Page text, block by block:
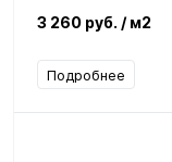
3 260 руб. / м2
Подробнее